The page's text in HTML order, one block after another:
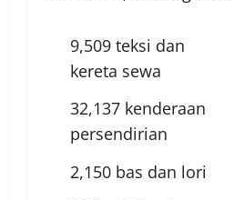
9,509 teksi dan
kereta sewa
32,137 kenderaan
persendirian
2,150 bas dan lori